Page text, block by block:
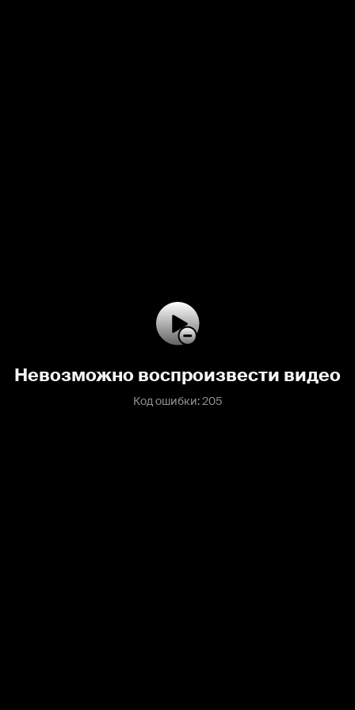
Невозможно воспроизвести видео
Код ошибки: 205